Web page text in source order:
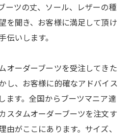
ーツの丈、ソール、レザーの種
を聞き、お客様に満足して頂け
伝いします。
オーダーブーツを受注してきた
し、お客様に的確なアドバイス
ます。全国からブーツマニア達
スタムオーダーブーツを注文す
由がここにあります。サイズ、